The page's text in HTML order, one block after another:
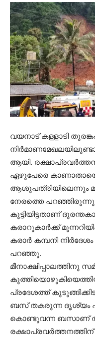
വയനാട് കള്ളാടി
ആയി.
ഏഴുപേരെ
ആശുപത്രിയിലെന്നും
നേരത്തെ
കൂട്ടിയിട്ടതാണ്
കരാറുകാര്‍ക്ക്
കരാര്‍ കമ്പനി
പറഞ്ഞു.
മീനാക്ഷിപ്പാലത്തിനു
പ്രദേശത്ത്
ബസ് തകരുന്ന ദൃശ്യം
കൊണ്ടുവന്ന ബസാണ്